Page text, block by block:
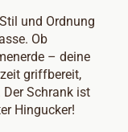
und Ordnung
Ob
– deine
griffbereit,
Schrank ist
Hingucker!